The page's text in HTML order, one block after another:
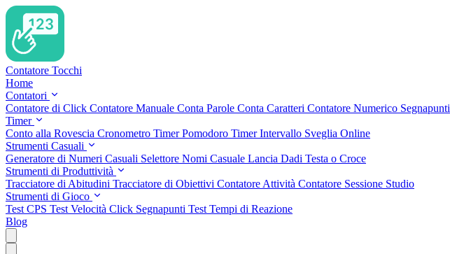
Contatore Tocchi
Home
Contatori
Contatore di Click Contatore Manuale Conta Parole Conta Caratteri Contatore Numerico Segnapunti
Timer
Conto alla Rovescia Cronometro Timer Pomodoro Timer Intervallo Sveglia Online
Strumenti Casuali
Generatore di Numeri Casuali Selettore Nomi Casuale Lancia Dadi Testa o Croce
Strumenti di Produttività
Tracciatore di Abitudini Tracciatore di Obiettivi Contatore Attività Contatore Sessione Studio
Strumenti di Gioco
Test CPS Test Velocità Click Segnapunti Test Tempi di Reazione
Blog